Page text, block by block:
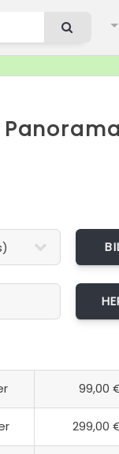
99,00
299,00